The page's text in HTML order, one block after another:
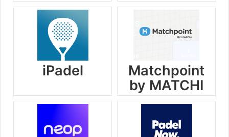
iPadel
Matchpoint
by MATCHI